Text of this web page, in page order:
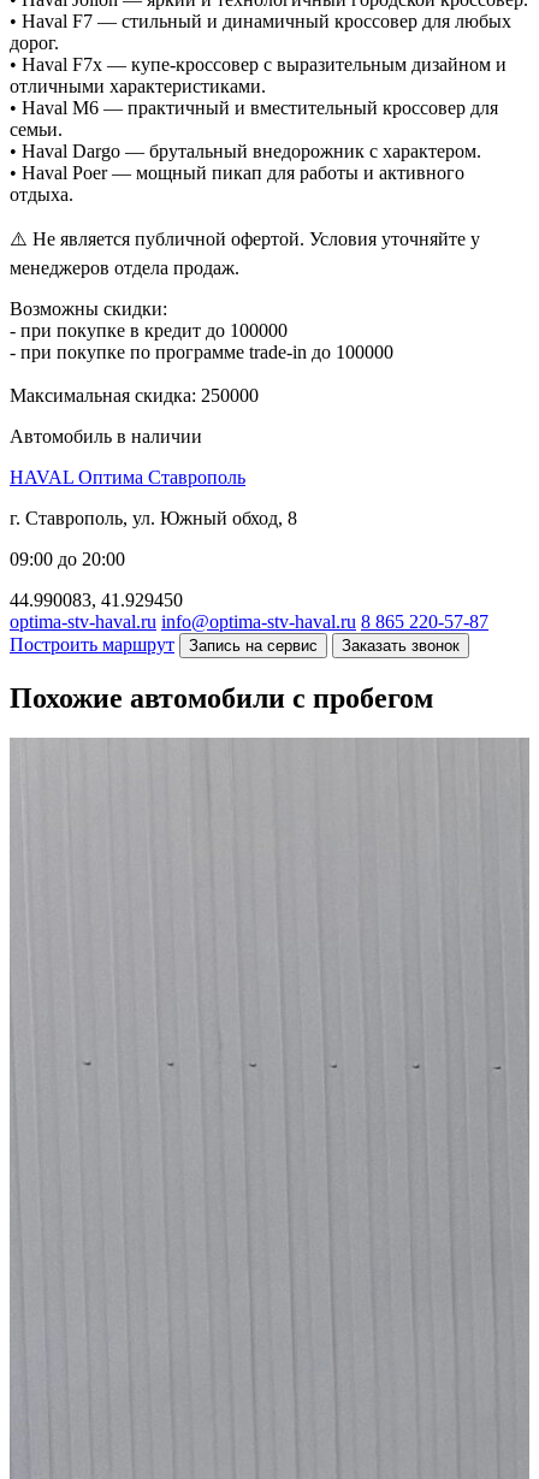
• Haval F7 — стильный и динамичный кроссовер для любых
дорог.
• Haval F7x — купе-кроссовер с выразительным дизайном и
отличными характеристиками.
• Haval M6 — практичный и вместительный кроссовер для
семьи.
• Haval Dargo — брутальный внедорожник с характером.
• Haval Poer — мощный пикап для работы и активного
отдыха.
⚠️ Не является публичной офертой. Условия уточняйте у
менеджеров отдела продаж.
Возможны скидки:
- при покупке в кредит до 100000
- при покупке по программе trade-in до 100000
Максимальная скидка: 250000
Автомобиль в наличии
HAVAL Оптима Ставрополь
г. Ставрополь, ул. Южный обход, 8
09:00 до 20:00
44.990083, 41.929450
optima-stv-haval.ru info@optima-stv-haval.ru 8 865 220-57-87
Построить маршрут
Запись на сервис Заказать звонок
Похожие автомобили с пробегом